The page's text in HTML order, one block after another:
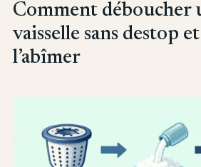
Comment déboucher
vaisselle sans destop et
l’abîmer